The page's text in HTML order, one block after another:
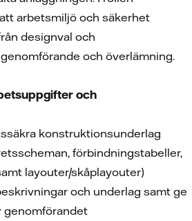
arbetsmiljö och säkerhet
designval och
och överlämning.
och
konstruktionsunderlag
förbindningstabeller,
layouter/skåplayouter)
och underlag samt ge